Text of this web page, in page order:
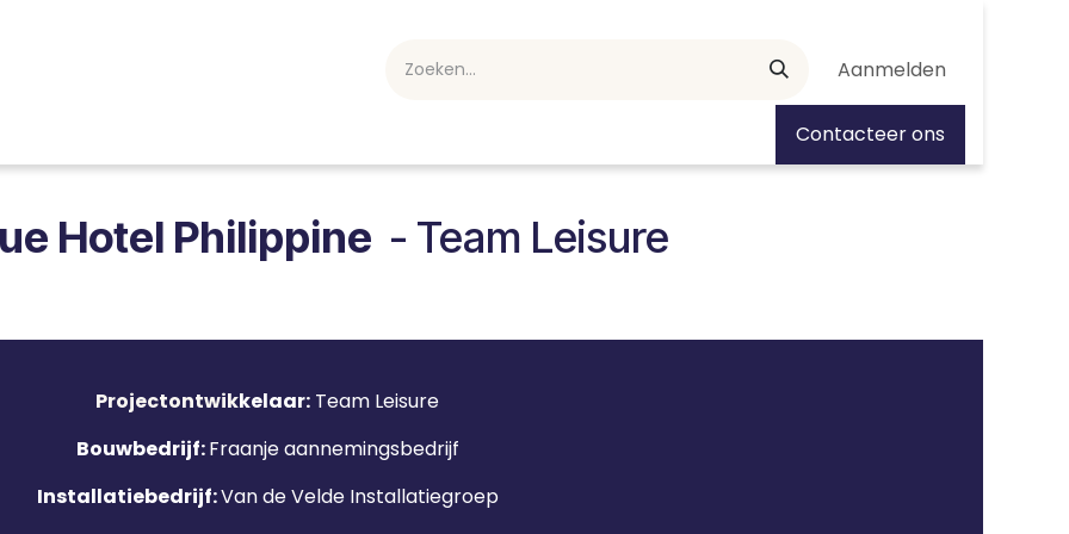
Aanmelden
Contacteer ons
Hotel Philippine - Team Leisure
Projectontwikkelaar: Team Leisure
Bouwbedrijf:Fraanje aannemingsbedrijf
Installatiebedrijf:Van de Velde Installatiegroep